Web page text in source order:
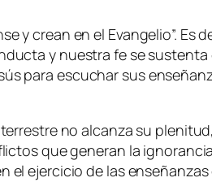
y crean en el Evangelio”. Es
y nuestra fe se sustenta
para escuchar sus
no alcanza su
que generan la
ejercicio de las